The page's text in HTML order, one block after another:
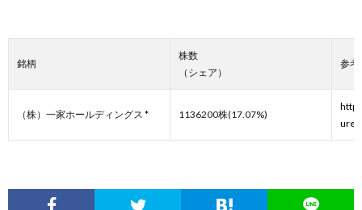
銘柄
株数
（シェア）
参考
（株）一家ホールディングス * 1136200株(17.07%)
ure/